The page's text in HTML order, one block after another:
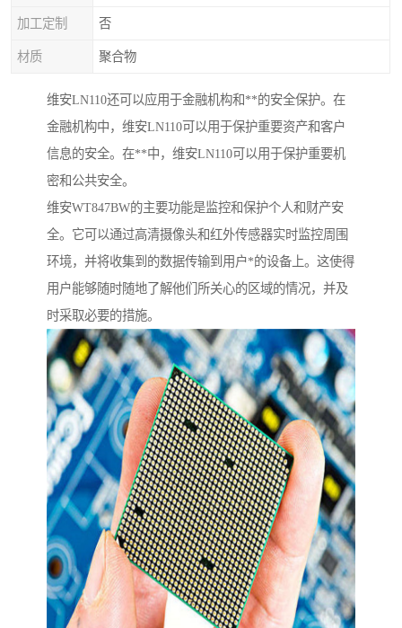
加工定制 否
材质 聚合物
维安LN110还可以应用于金融机构和**的安全保护。在
金融机构中，维安LN110可以用于保护重要资产和客户
信息的安全。在**中，维安LN110可以用于保护重要机
密和公共安全。
维安WT847BW的主要功能是监控和保护个人和财产安
全。它可以通过高清摄像头和红外传感器实时监控周围
环境，并将收集到的数据传输到用户*的设备上。这使得
用户能够随时随地了解他们所关心的区域的情况，并及
时采取必要的措施。